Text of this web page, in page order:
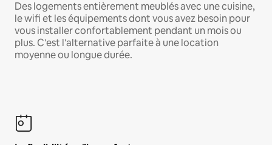
Des logements entièrement meublés avec une cuisine,
le wifi et les équipements dont vous avez besoin pour
vous installer confortablement pendant un mois ou
plus. C'est l'alternative parfaite à une location
moyenne ou longue durée.